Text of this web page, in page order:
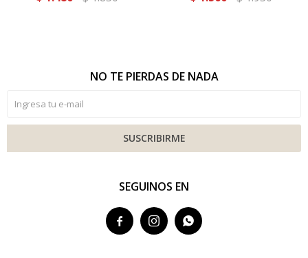
SEGUINOS EN
  
NO TE PIERDAS DE NADA
SUSCRIBIRME